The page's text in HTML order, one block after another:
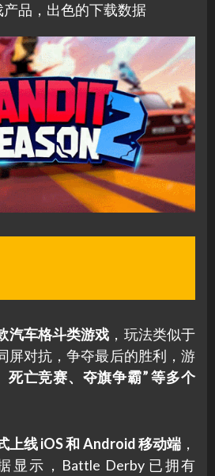
品，出色的下载数据
汽车格斗类游戏 ，玩法类似于
屏对抗，争夺最后的胜利，游
死亡竞赛、夺旗争霸” 等多个
上线 iOS 和 Android 移动端 ，
显示，Battle Derby 已拥有